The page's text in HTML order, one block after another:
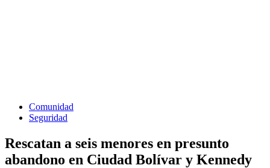
Comunidad
Seguridad
Rescatan a seis menores en presunto
abandono en Ciudad Bolívar y Kennedy